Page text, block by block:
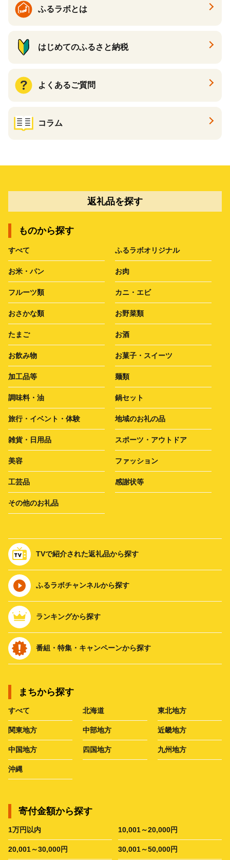
ふるラボとは
はじめてのふるさと納税
よくあるご質問
コラム
返礼品を探す
ものから探す
すべて ふるラボオリジナル
お米・パン お肉
フルーツ類 カニ・エビ
おさかな類 お野菜類
たまご お酒
お飲み物 お菓子・スイーツ
加工品等 麺類
調味料・油 鍋セット
旅行・イベント・体験 地域のお礼の品
雑貨・日用品 スポーツ・アウトドア
美容 ファッション
工芸品 感謝状等
その他のお礼品
TVで紹介された返礼品から探す
ふるラボチャンネルから探す
ランキングから探す
番組・特集・キャンペーンから探す
まちから探す
すべて 北海道 東北地方
関東地方 中部地方 近畿地方
中国地方 四国地方 九州地方
沖縄
寄付金額から探す
1万円以内 10,001～20,000円
20,001～30,000円 30,001～50,000円